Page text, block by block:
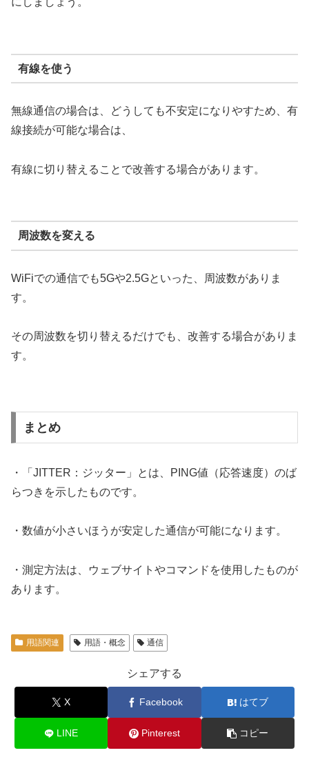
有線を使う
無線通信の場合は、どうしても不安定になりやすため、有
線接続が可能な場合は、
有線に切り替えることで改善する場合があります。
周波数を変える
WiFiでの通信でも5Gや2.5Gといった、周波数がありま
す。
その周波数を切り替えるだけでも、改善する場合がありま
す。
まとめ
・「JITTER：ジッター」とは、PING値（応答速度）のば
らつきを示したものです。
・数値が小さいほうが安定した通信が可能になります。
・測定方法は、ウェブサイトやコマンドを使用したものが
あります。
用語関連 用語・概念 通信
シェアする
X Facebook はてブ
LINE Pinterest コピー